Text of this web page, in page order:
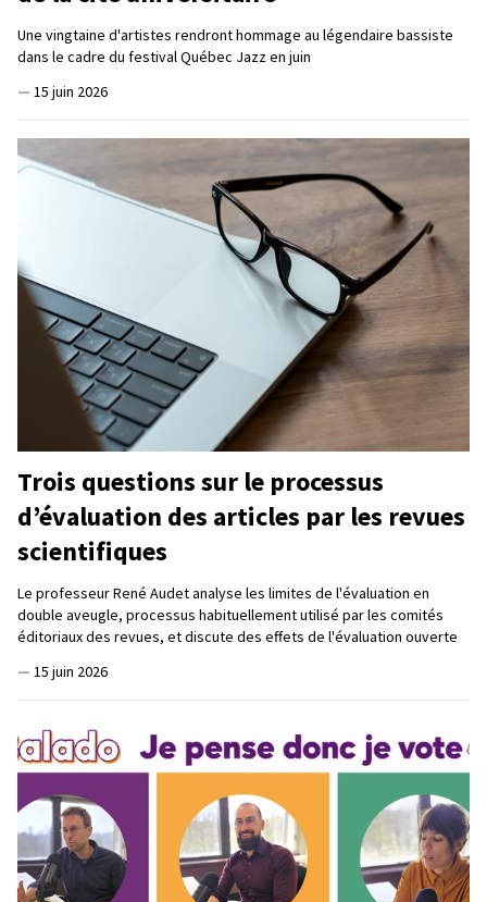
Une vingtaine d'artistes rendront hommage au légendaire bassiste
dans le cadre du festival Québec Jazz en juin
— 15 juin 2026
Trois questions sur le processus
d’évaluation des articles par les revues
scientifiques
Le professeur René Audet analyse les limites de l'évaluation en
double aveugle, processus habituellement utilisé par les comités
éditoriaux des revues, et discute des effets de l'évaluation ouverte
— 15 juin 2026